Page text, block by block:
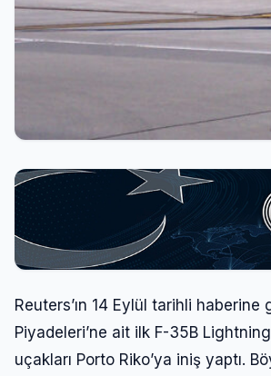
Reuters’ın 14 Eylül tarihli haberine
Piyadeleri’ne ait ilk F-35B
uçakları Porto Riko’ya iniş yaptı.